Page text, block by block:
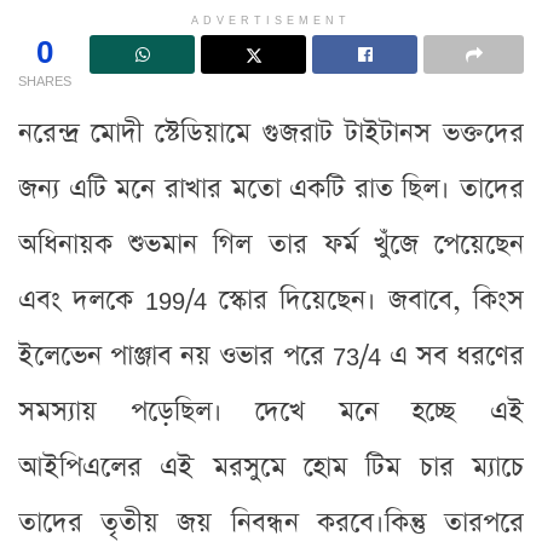
ADVERTISEMENT
0
SHARES
নরেন্দ্র মোদী স্টেডিয়ামে গুজরাট টাইটানস ভক্তদের
জন্য এটি মনে রাখার মতো একটি রাত ছিল। তাদের
অধিনায়ক শুভমান গিল তার ফর্ম খুঁজে পেয়েছেন
এবং দলকে 199/4 স্কোর দিয়েছেন। জবাবে, কিংস
ইলেভেন পাঞ্জাব নয় ওভার পরে 73/4 এ সব ধরণের
সমস্যায় পড়েছিল। দেখে মনে হচ্ছে এই
আইপিএলের এই মরসুমে হোম টিম চার ম্যাচে
তাদের তৃতীয় জয় নিবন্ধন করবে।কিন্তু তারপরে